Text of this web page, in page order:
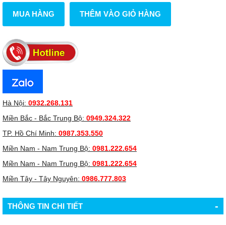
MUA HÀNG THÊM VÀO GIỎ HÀNG
Hà Nội: 0932.268.131
Miền Bắc - Bắc Trung Bộ: 0949.324.322
TP. Hồ Chí Minh: 0987.353.550
Miền Nam - Nam Trung Bộ: 0981.222.654
Miền Nam - Nam Trung Bộ: 0981.222.654
Miền Tây - Tây Nguyên: 0986.777.803
THÔNG TIN CHI TIẾT -